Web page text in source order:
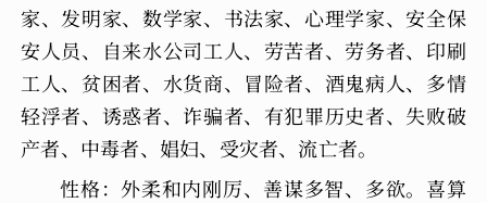
家、发明家、数学家、书法家、心理学家、安全保
安人员、自来水公司工人、劳苦者、劳务者、印刷
工人、贫困者、水货商、冒险者、酒鬼病人、多情
轻浮者、诱惑者、诈骗者、有犯罪历史者、失败破
产者、中毒者、娼妇、受灾者、流亡者。
性格：外柔和内刚厉、善谋多智、多欲。喜算